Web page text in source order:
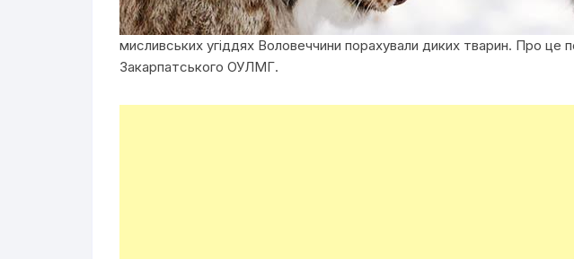
мисливських угіддях Воловеччини порахували диких тварин. Про це
Закарпатського ОУЛМГ.